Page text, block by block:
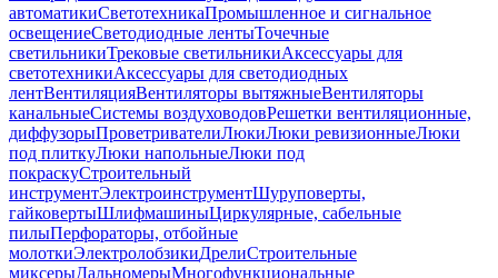
автоматикиСветотехникаПромышленное и сигнальное
освещениеСветодиодные лентыТочечные
светильникиТрековые светильникиАксессуары для
светотехникиАксессуары для светодиодных
лентВентиляцияВентиляторы вытяжныеВентиляторы
канальныеСистемы воздуховодовРешетки вентиляционные,
диффузорыПроветривателиЛюкиЛюки ревизионныеЛюки
под плиткуЛюки напольныеЛюки под
покраскуСтроительный
инструментЭлектроинструментШуруповерты,
гайковертыШлифмашиныЦиркулярные, сабельные
пилыПерфораторы, отбойные
молоткиЭлектролобзикиДрелиСтроительные
миксерыДальномерыМногофункциональные